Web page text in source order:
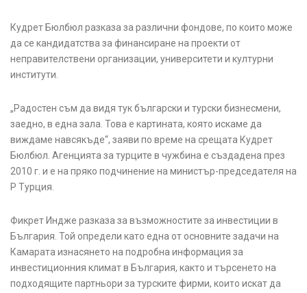
Кудрет Бюлбюл разказа за различни фондове, по които може
да се кандидатства за финансиране на проекти от
неправителствени организации, университети и културни
институти.
„Радостен съм да видя тук български и турски бизнесмени,
заедно, в една зала. Това е картината, която искаме да
виждаме навсякъде“, заяви по време на срещата Кудрет
Бюлбюл. Агенцията за турците в чужбина е създадена през
2010 г. и е на пряко подчинение на министър-председателя на
Р Турция.
Фикрет Индже разказа за възможностите за инвестиции в
България. Той определи като една от основните задачи на
Камарата изнасянето на подробна информация за
инвестиционния климат в България, както и търсенето на
подходящите партньори за турските фирми, които искат да